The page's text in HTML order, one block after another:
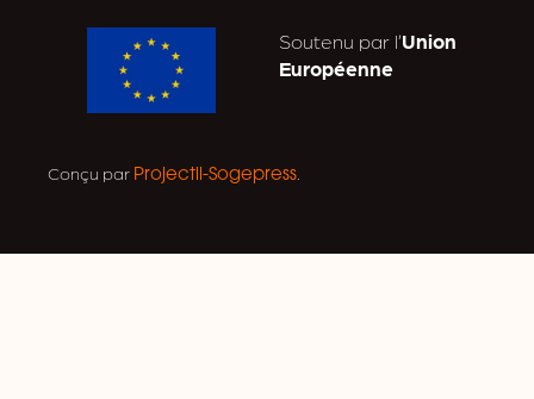
Soutenu par l’Union
Européenne
Conçu par Projectil-Sogepress